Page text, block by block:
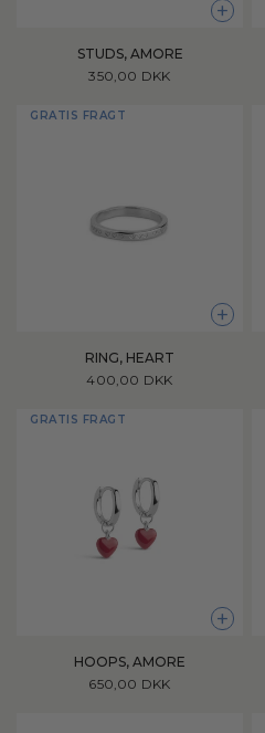
+
STUDS, AMORE
350,00 DKK
GRATIS FRAGT
+
RING, HEART
400,00 DKK
GRATIS FRAGT
+
HOOPS, AMORE
650,00 DKK